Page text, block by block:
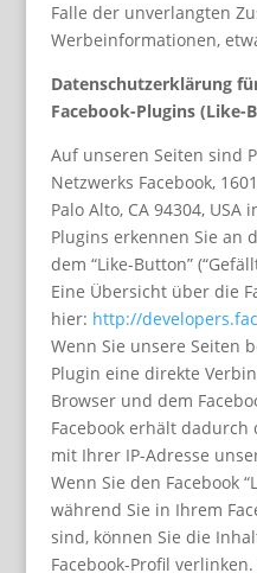
Falle der unverlangten
Werbeinformationen,
Datenschutzerklärung
Facebook-Plugins (Like-
Auf unseren Seiten sind
Netzwerks Facebook,
Palo Alto, CA 94304,
Plugins erkennen Sie an
dem “Like-Button”
Eine Übersicht über die
hier: http://
Wenn Sie unsere Seiten
Plugin eine direkte
Browser und dem
Facebook erhält dadurch
mit Ihrer IP-Adresse
Wenn Sie den Facebook
während Sie in Ihrem
sind, können Sie die
Facebook-Profil